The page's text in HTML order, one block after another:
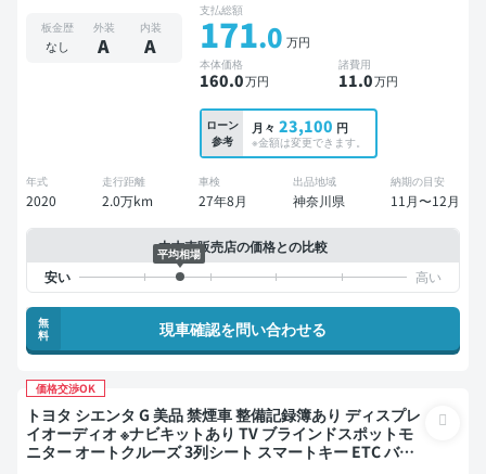
板金歴
なし
外装
A
内装
A
支払総額
171.0 万円
本体価格
160.0万円
諸費用
11.0万円
ローン
参考
月々 23,100 円
※金額は変更できます。
年式
2020
走行距離
2.0万km
車検
27年8月
出品地域
神奈川県
納期の目安
11月〜12月
中古車販売店の価格との比較
平均相場
無
料
現車確認を問い合わせる
価格交渉OK
トヨタ シエンタ G 美品 禁煙車 整備記録簿あり ディスプレ
イオーディオ ※ナビキットあり TV ブラインドスポットモ
ニター オートクルーズ 3列シート スマートキー ETC バッ